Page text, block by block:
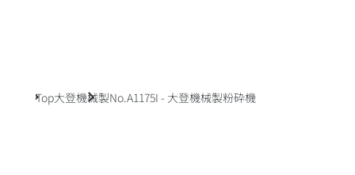
Top大登機械製No.A1175I - 大登機械製粉砕機